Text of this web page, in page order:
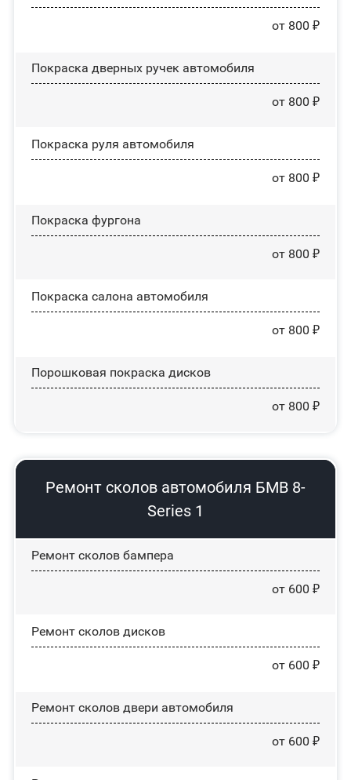
от 800 ₽
Покраска дверных ручек автомобиля
от 800 ₽
Покраска руля автомобиля
от 800 ₽
Покраска фургона
от 800 ₽
Покраска салона автомобиля
от 800 ₽
Порошковая покраска дисков
от 800 ₽
Ремонт сколов автомобиля БМВ 8-
Series 1
Ремонт сколов бампера
от 600 ₽
Ремонт сколов дисков
от 600 ₽
Ремонт сколов двери автомобиля
от 600 ₽